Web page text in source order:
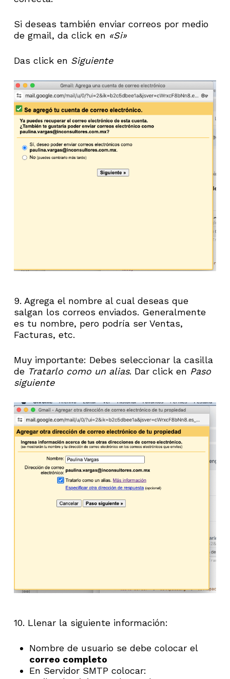
Si deseas también enviar correos por medio
de gmail, da click en «Si»
Das click en Siguiente
9. Agrega el nombre al cual deseas que
salgan los correos enviados. Generalmente
es tu nombre, pero podría ser Ventas,
Facturas, etc.
Muy importante: Debes seleccionar la casilla
de Tratarlo como un alias. Dar click en Paso
siguiente
10. Llenar la siguiente información:
Nombre de usuario se debe colocar el
correo completo
En Servidor SMTP colocar: